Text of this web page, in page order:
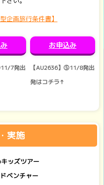
企画旅行条件書】
7発出
お申込み
【AU2636】⑤11/8発出
発はコチラ↑
実施
ッズツアー
ベンチャー